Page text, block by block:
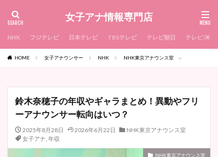
女子アナ情報専門店
NHK フジテレビ 日本テレビ TBSテレビ テレビ朝日 テレビ東京
HOME 女子アナウンサー NHK NHK東京アナウンス室
鈴木奈穂子の年収やギャラまとめ！異動やフリ
ーアナウンサー転向はいつ？
2025年8月28日 2026年6月22日
NHK東京アナウンス室
女子アナ, 年収
NHK東京アナウンス室